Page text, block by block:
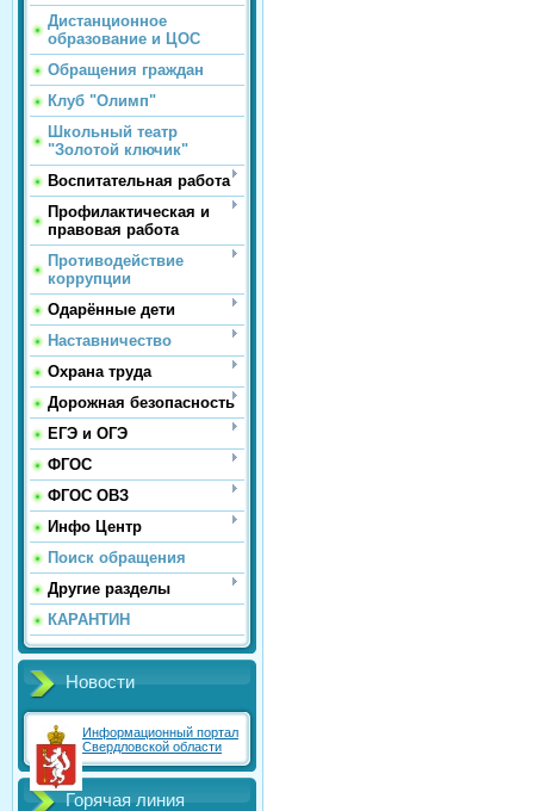
Дистанционное
образование и ЦОС
Обращения граждан
Клуб "Олимп"
Школьный театр
"Золотой ключик"
Воспитательная работа
Профилактическая и
правовая работа
Противодействие
коррупции
Одарённые дети
Наставничество
Охрана труда
Дорожная безопасность
ЕГЭ и ОГЭ
ФГОС
ФГОС ОВЗ
Инфо Центр
Поиск обращения
Другие разделы
КАРАНТИН
Новости
Информационный портал
Свердловской области
Горячая линия